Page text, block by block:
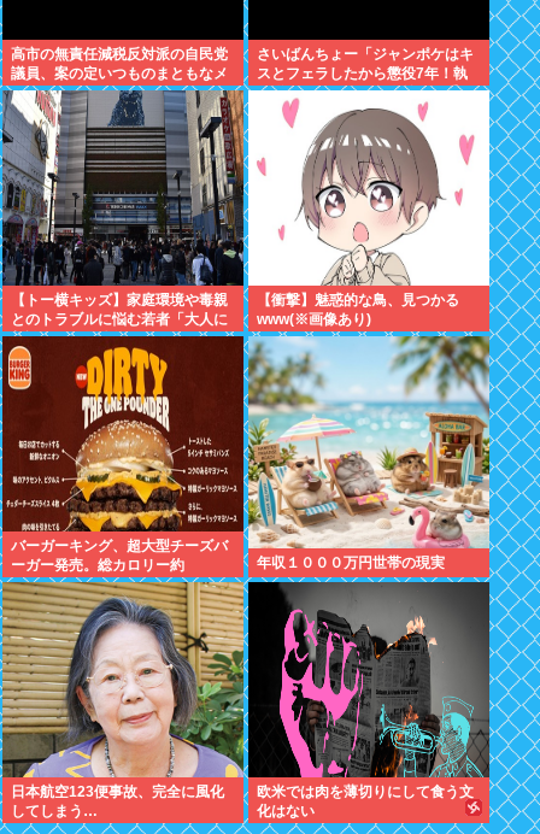
高市の無責任減税反対派の自民党
議員、案の定いつものまともなメ
ンツだったwww
さいばんちょー「ジャンポケはキ
スとフェラしたから懲役7年！執
行猶予なし！」←殺人並みに重く
て草
【トー横キッズ】家庭環境や毒親
とのトラブルに悩む若者「大人に
相談しても具体的に何もしてくれ
ない」EXIT兼近「搾取しようとす
る大人をどう除外するか」
【衝撃】魅惑的な鳥、見つかる
www(※画像あり)
バーガーキング、超大型チーズバ
ーガー発売。総カロリー約
1656kcal 単品2490円
年収１０００万円世帯の現実
日本航空123便事故、完全に風化
してしまう…
欧米では肉を薄切りにして食う文
化はない